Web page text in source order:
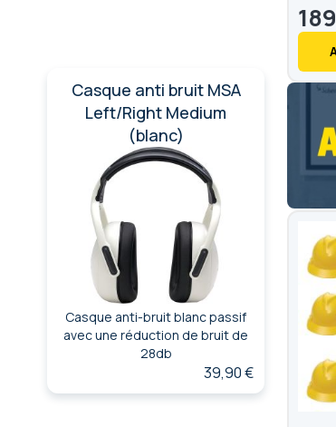
Casque anti bruit MSA
Left/Right Medium
(blanc)
Casque anti-bruit blanc passif
avec une réduction de bruit de
28db
39,90 €